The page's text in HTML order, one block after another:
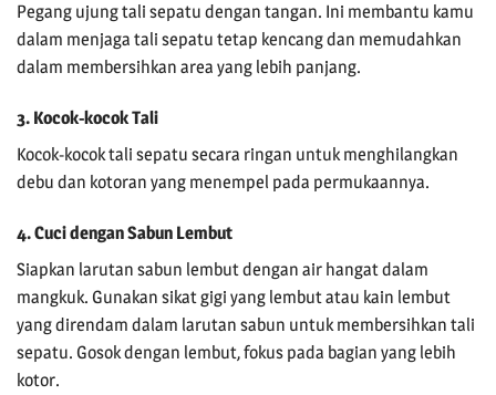
Pegang ujung tali sepatu dengan tangan. Ini membantu kamu
dalam menjaga tali sepatu tetap kencang dan memudahkan
dalam membersihkan area yang lebih panjang.
3. Kocok-kocok Tali
Kocok-kocok tali sepatu secara ringan untuk menghilangkan
debu dan kotoran yang menempel pada permukaannya.
4. Cuci dengan Sabun Lembut
Siapkan larutan sabun lembut dengan air hangat dalam
mangkuk. Gunakan sikat gigi yang lembut atau kain lembut
yang direndam dalam larutan sabun untuk membersihkan tali
sepatu. Gosok dengan lembut, fokus pada bagian yang lebih
kotor.